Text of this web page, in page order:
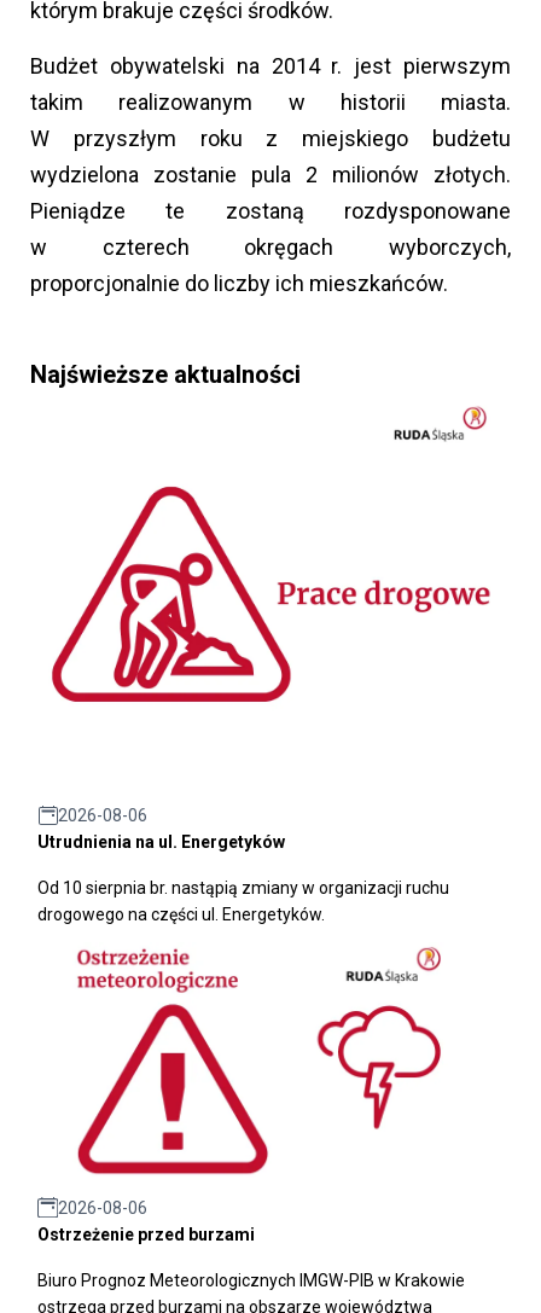
którym brakuje części środków.
Budżet obywatelski na 2014 r. jest pierwszym
takim realizowanym w historii miasta.
W przyszłym roku z miejskiego budżetu
wydzielona zostanie pula 2 milionów złotych.
Pieniądze te zostaną rozdysponowane
w czterech okręgach wyborczych,
proporcjonalnie do liczby ich mieszkańców.
Najświeższe aktualności
2026-08-06
Utrudnienia na ul. Energetyków
Od 10 sierpnia br. nastąpią zmiany w organizacji ruchu
drogowego na części ul. Energetyków.
2026-08-06
Ostrzeżenie przed burzami
Biuro Prognoz Meteorologicznych IMGW-PIB w Krakowie
ostrzega przed burzami na obszarze województwa